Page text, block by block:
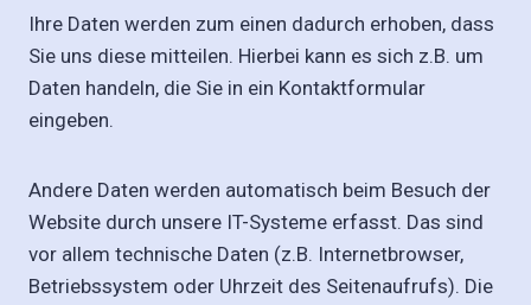
Ihre Daten werden zum einen dadurch erhoben, dass
Sie uns diese mitteilen. Hierbei kann es sich z.B. um
Daten handeln, die Sie in ein Kontaktformular
eingeben.
Andere Daten werden automatisch beim Besuch der
Website durch unsere IT-Systeme erfasst. Das sind
vor allem technische Daten (z.B. Internetbrowser,
Betriebssystem oder Uhrzeit des Seitenaufrufs). Die